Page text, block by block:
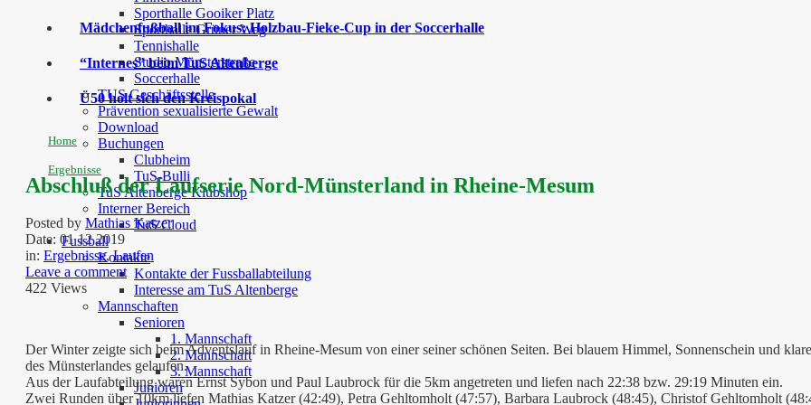
Sporthalle Gooiker Platz
Sporthalle Grüner Weg
Tennishalle
Studio Münsterstraße
Soccerhalle
TUS Geschäftsstelle
Prävention sexualisierte Gewalt
Download
Buchungen
Clubheim
TuS-Bulli
TuS Altenberge Klubshop
Interner Bereich
TuS Cloud
Fussball
Kontakte
Kontakte der Fussballabteilung
Interesse am TuS Altenberge
Mannschaften
Senioren
1. Mannschaft
2. Mannschaft
3. Mannschaft
Junioren
Mädchenfußball im Fokus: Holzbau-Fieke-Cup in der Soccerhalle
“Internes” beim TuS Altenberge
Ü50 holt sich den Kreispokal
Home
Ergebnisse
Abschluß der Laufserie Nord-Münsterland in Rheine-Mesum
Posted by Mathias Katzer
Date: 01 12 2019
in: Ergebnisse,Laufen
Leave a comment
422 Views
Der Winter zeigte sich beim Adventslauf in Rheine-Mesum von einer seiner schönen Seiten. Bei blauem Himmel, Sonnenschein und
des Münsterlandes gelaufen.
Aus der Laufabteilung waren Ernst Sybon und Paul Laubrock für die 5km angetreten und liefen nach 22:38 bzw. 29:19 Minuten ein.
Zwei Runden über 10km liefen Mathias Katzer (42:49), Petra Gehltomholt (47:57), Barbara Laubrock (48:45), Christof Gehltomholt